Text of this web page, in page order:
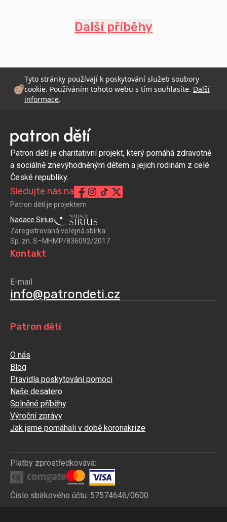
Další příběhy
Tyto stránky používají k poskytování služeb soubory
cookie. Používáním tohoto webu s tím souhlasíte. Další
informace.
Patron dětí je charitativní projekt, který pomáhá zdravotně
a sociálně znevýhodněným dětem a jejich rodinám z celé
České republiky.
Sledujte nás na
Patron dětí je projektem
Nadace Sirius
Zaregistrovaná veřejná sbírka:
Sp. zn. S–MHMP/836092/2017
Patron dětí
O nás
Blog
Pravidla poskytování pomoci
Naše desatero
Splněné příběhy
Výroční zprávy
Jak jsme pomáhali v době koronakrize
Kontakt
E-mail
info@patrondeti.cz
Platby zprostředkovává:
Číslo sbírkového účtu: 57574646/0600